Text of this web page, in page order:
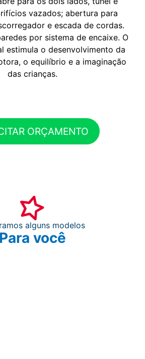
vazados; abertura para
e escada de cordas.
por sistema de encaixe. O
estimula o desenvolvimento da
o equilíbrio e a imaginação
das crianças.
ORÇAMENTO
alguns modelos
Para você